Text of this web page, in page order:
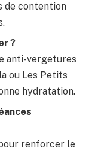
de contention
?
anti-vergetures
ou Les Petits
hydratation.
renforcer le